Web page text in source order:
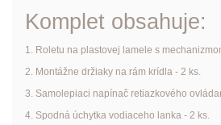
Komplet obsahuje:
1. Roletu na plastovej lamele s
2. Montážne držiaky na rám krídla - 2 ks.
3. Samolepiaci napínač retiazkového
4. Spodná úchytka vodiaceho lanka - 2 ks.